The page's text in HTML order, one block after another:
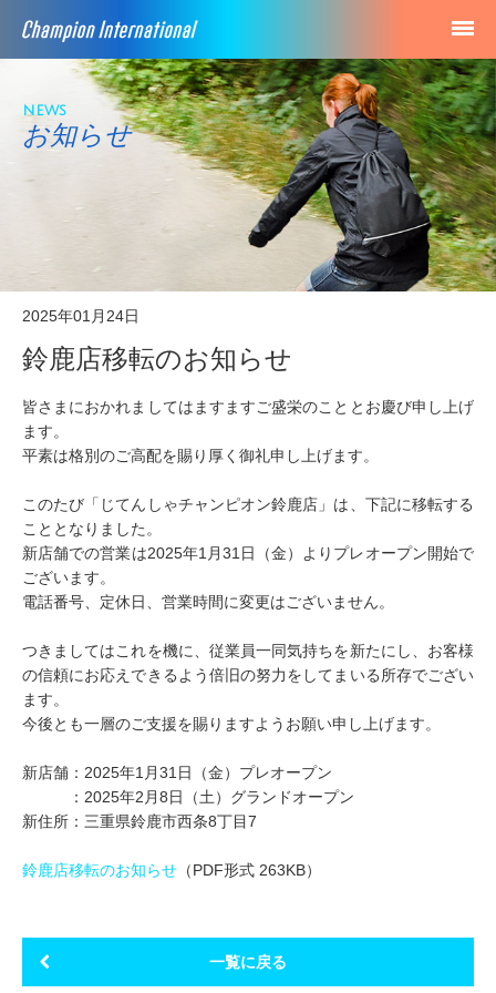
news
お知らせ
2025年01月24日
鈴鹿店移転のお知らせ
皆さまにおかれましてはますますご盛栄のこととお慶び申し上げ
ます。
平素は格別のご高配を賜り厚く御礼申し上げます。
このたび「じてんしゃチャンピオン鈴鹿店」は、下記に移転する
こととなりました。
新店舗での営業は2025年1月31日（金）よりプレオープン開始で
ございます。
電話番号、定休日、営業時間に変更はございません。
つきましてはこれを機に、従業員一同気持ちを新たにし、お客様
の信頼にお応えできるよう倍旧の努力をしてまいる所存でござい
ます。
今後とも一層のご支援を賜りますようお願い申し上げます。
新店舗：2025年1月31日（金）プレオープン
：2025年2月8日（土）グランドオープン
新住所：三重県鈴鹿市西条8丁目7
鈴鹿店移転のお知らせ （PDF形式 263KB）
一覧に戻る